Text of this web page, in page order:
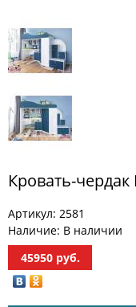
Кровать-чердак
Артикул: 2581
Наличие: В наличии
45950руб.
ДЛЯ
ПРИХОЖЕЙ
СТОЛЫ
ОФИСНАЯ
МЕБЕЛЬ
МАТРАСЫ
МЕБЕЛЬ
ДЛЯ
ВАННОЙ
МЕБЕЛЬ-